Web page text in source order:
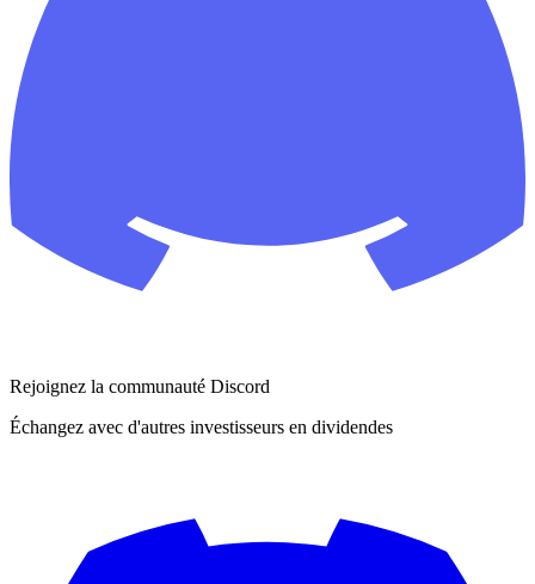
Rejoignez la communauté Discord
Échangez avec d'autres investisseurs en dividendes